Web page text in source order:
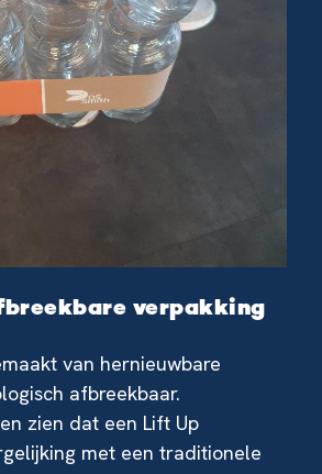
verpakking
van hernieuwbare
afbreekbaar.
zien dat een Lift Up
met een traditionele